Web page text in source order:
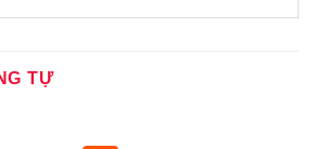
Screen SPF50+ Fluid
Sáng Da, Giảm Thâm Nám
TỰ